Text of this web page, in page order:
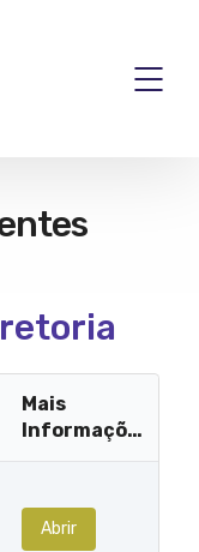
Mais
Informações
Abrir